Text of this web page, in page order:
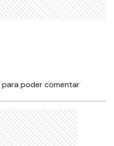
para poder comentar